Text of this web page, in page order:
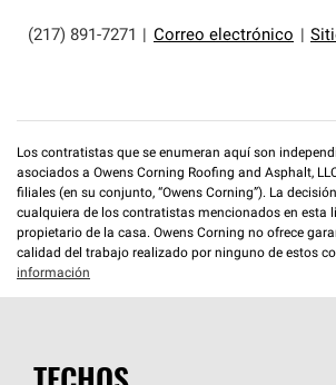
(217) 891-7271 Correo electrónico
Los contratistas que se enumeran aquí son
asociados a Owens Corning Roofing and Asphalt,
filiales (en su conjunto, “Owens Corning”). La
cualquiera de los contratistas mencionados en esta
propietario de la casa. Owens Corning no ofrece
calidad del trabajo realizado por ninguno de estos
información